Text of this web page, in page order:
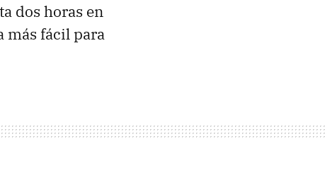
dos horas en
más fácil para